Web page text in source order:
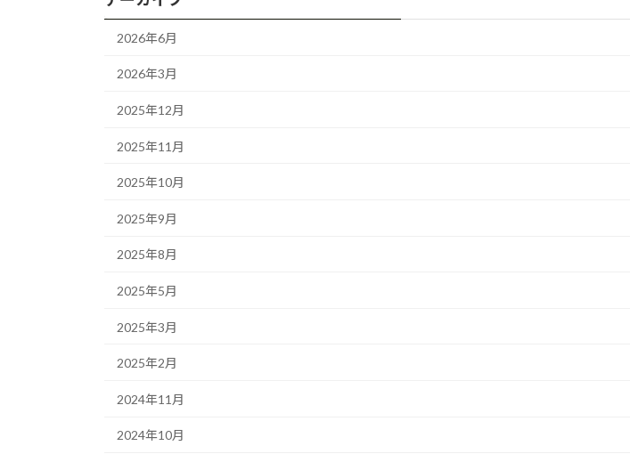
2026年6月
2026年3月
2025年12月
2025年11月
2025年10月
2025年9月
2025年8月
2025年5月
2025年3月
2025年2月
2024年11月
2024年10月